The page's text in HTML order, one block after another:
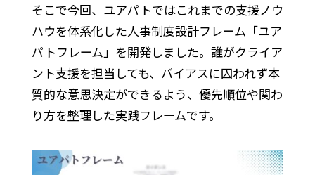
そこで今回、ユアパトではこれまでの支援ノウ
ハウを体系化した人事制度設計フレーム「ユア
パトフレーム」を開発しました。誰がクライア
ント支援を担当しても、バイアスに囚われず本
質的な意思決定ができるよう、優先順位や関わ
り方を整理した実践フレームです。